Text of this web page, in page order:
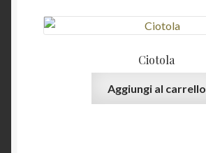
Ciotola
Aggiungi al carrello